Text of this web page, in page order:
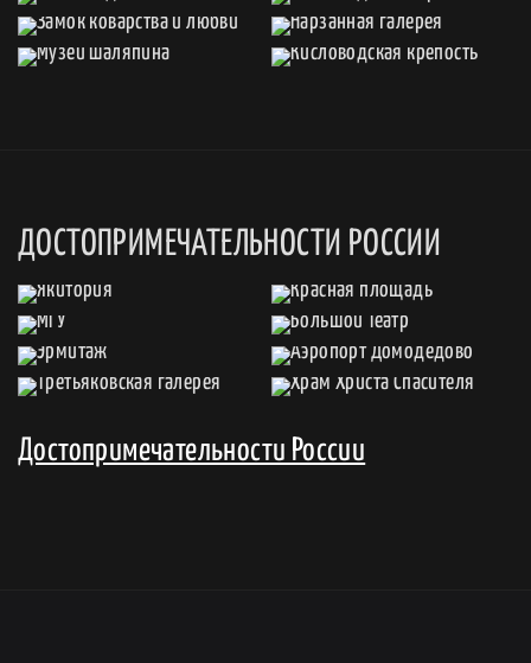
ДОСТОПРИМЕЧАТЕЛЬНОСТИ РОССИИ
Достопримечательности России